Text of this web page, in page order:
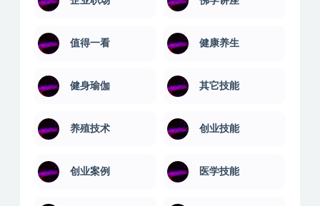
值得一看 健康养生
健身瑜伽 其它技能
养殖技术 创业技能
创业案例 医学技能